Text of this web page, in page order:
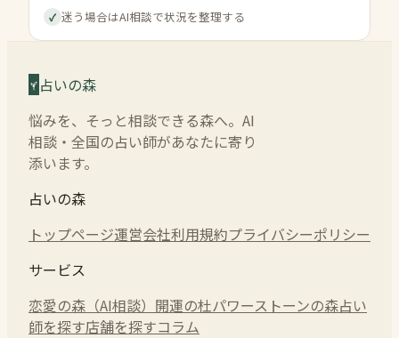
✓ 迷う場合はAI相談で状況を整理する
占いの森
悩みを、そっと相談できる森へ。AI
相談・全国の占い師があなたに寄り
添います。
占いの森
トップページ運営会社利用規約プライバシーポリシー
サービス
恋愛の森（AI相談） 開運の杜パワーストーンの森占い
師を探す店舗を探すコラム